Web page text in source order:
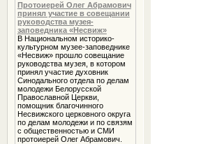
Протоиерей Олег Абрамович
принял участие в совещании
руководства музея-
заповедника «Несвиж»
В Национальном историко-
культурном музее-заповеднике
«Несвиж» прошло совещание
руководства музея, в котором
принял участие духовник
Cинодального отдела по делам
молодежи Белорусской
Православной Церкви,
помощник благочинного
Несвижского церковного округа
по делам молодежи и по связям
с общественностью и СМИ
протоиерей Олег Абрамович.